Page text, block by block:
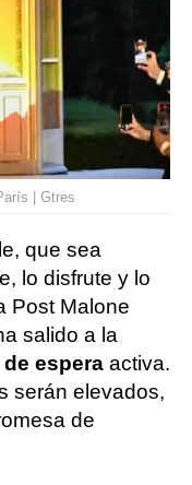
| Gtres
que sea
lo disfrute y lo
Post Malone
salido a la
espera activa.
serán elevados,
de